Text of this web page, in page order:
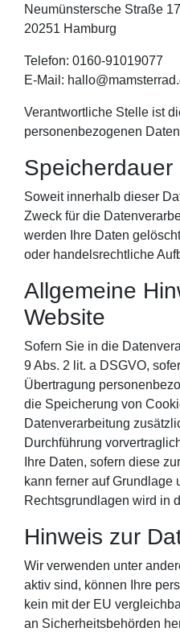
Neumünstersche Straße 17
20251 Hamburg
Telefon: 0160-91019077
E-Mail:
Verantwortliche Stelle ist
personenbezogenen
Speicherdauer
Soweit innerhalb dieser
Zweck für die
werden Ihre Daten
oder handelsrechtliche
Allgemeine
Website
Sofern Sie in die
9 Abs. 2 lit. a DSGVO,
Übertragung
die Speicherung von
Datenverarbeitung
Durchführung
Ihre Daten, sofern diese
kann ferner auf
Rechtsgrundlagen wird in
Hinweis zur
Wir verwenden unter
aktiv sind, können Ihre
kein mit der EU
an Sicherheitsbehörden